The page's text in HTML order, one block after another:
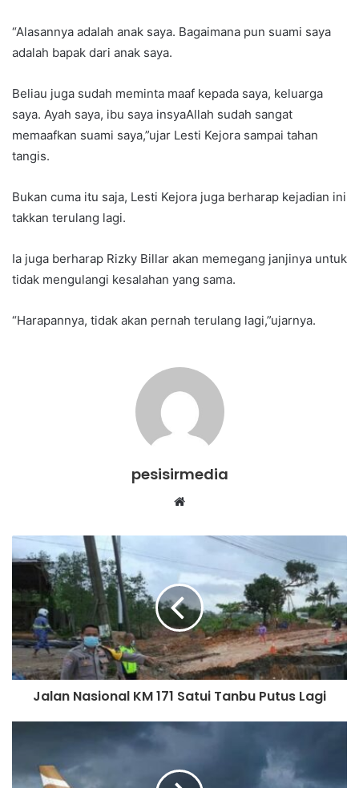
“Alasannya adalah anak saya. Bagaimana pun suami saya
adalah bapak dari anak saya.
Beliau juga sudah meminta maaf kepada saya, keluarga
saya. Ayah saya, ibu saya insyaAllah sudah sangat
memaafkan suami saya,”ujar Lesti Kejora sampai tahan
tangis.
Bukan cuma itu saja, Lesti Kejora juga berharap kejadian ini
takkan terulang lagi.
Ia juga berharap Rizky Billar akan memegang janjinya untuk
tidak mengulangi kesalahan yang sama.
“Harapannya, tidak akan pernah terulang lagi,”ujarnya.
pesisirmedia
Website
Jalan Nasional KM 171 Satui Tanbu Putus Lagi